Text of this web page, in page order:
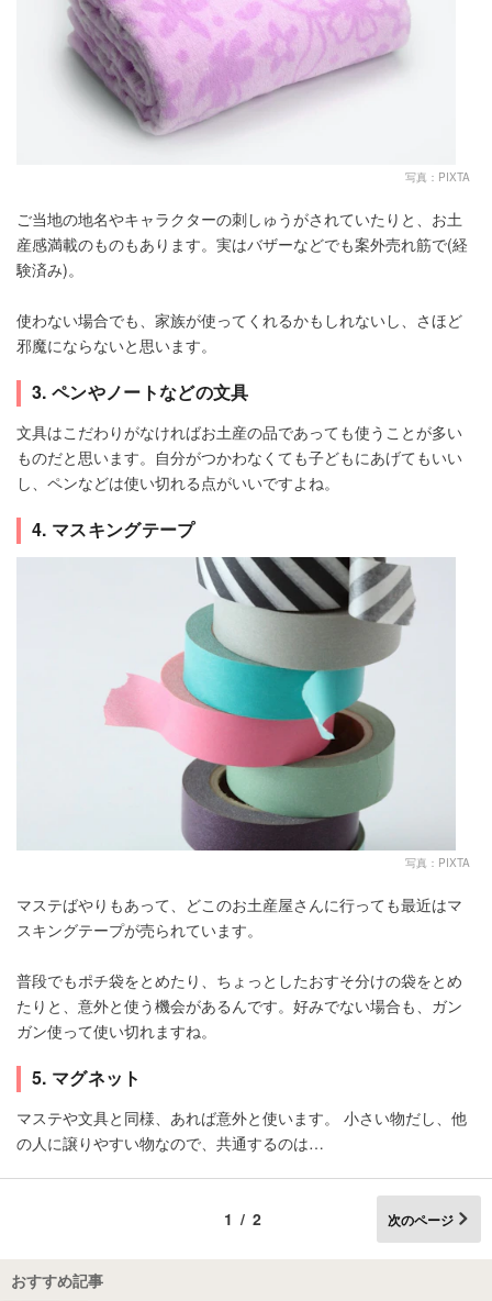
写真：PIXTA
ご当地の地名やキャラクターの刺しゅうがされていたりと、お土
産感満載のものもあります。実はバザーなどでも案外売れ筋で(経
験済み)。
使わない場合でも、家族が使ってくれるかもしれないし、さほど
邪魔にならないと思います。
3. ペンやノートなどの文具
文具はこだわりがなければお土産の品であっても使うことが多い
ものだと思います。自分がつかわなくても子どもにあげてもいい
し、ペンなどは使い切れる点がいいですよね。
4. マスキングテープ
写真：PIXTA
マステばやりもあって、どこのお土産屋さんに行っても最近はマ
スキングテープが売られています。
普段でもポチ袋をとめたり、ちょっとしたおすそ分けの袋をとめ
たりと、意外と使う機会があるんです。好みでない場合も、ガン
ガン使って使い切れますね。
5. マグネット
マステや文具と同様、あれば意外と使います。 小さい物だし、他
の人に譲りやすい物なので、共通するのは…
1/2 次のページ
おすすめ記事